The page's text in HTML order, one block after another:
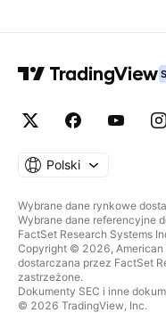
Polski
Wybrane dane rynkowe
Wybrane dane referencyjne
FactSet Research Systems
Copyright © 2026, American
dostarczana przez FactSet
zastrzeżone.
Dokumenty SEC i inne
© 2026 TradingView, Inc.